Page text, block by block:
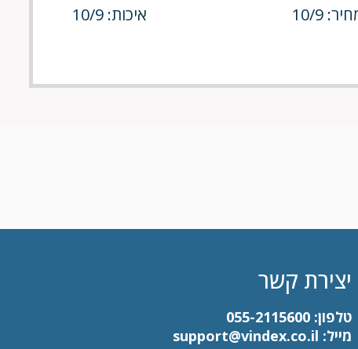
10/9 איכות: 10/9
יצירת קשר
טלפון:055-2115600
מייל: support@vindex.co.il